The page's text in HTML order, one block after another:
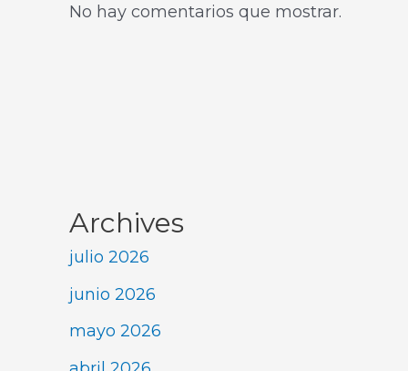
No hay comentarios que mostrar.
Archives
julio 2026
junio 2026
mayo 2026